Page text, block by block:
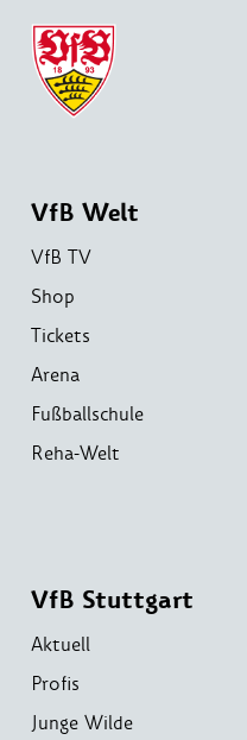
VfB Welt
VfB TV
Shop
Tickets
Arena
Fußballschule
Reha-Welt
VfB Stuttgart
Aktuell
Profis
Junge Wilde